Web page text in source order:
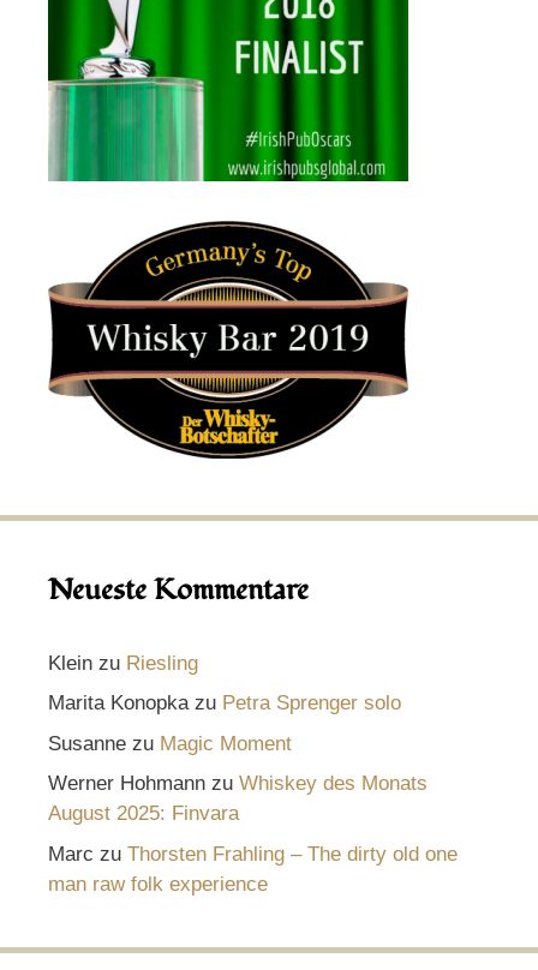
Neueste Kommentare
Klein zu Riesling
Marita Konopkazu Petra Sprenger solo
Susanne zu Magic Moment
Werner Hohmann zu Whiskey des Monats
August 2025: Finvara
Marc zu Thorsten Frahling – The dirty old one
man raw folk experience